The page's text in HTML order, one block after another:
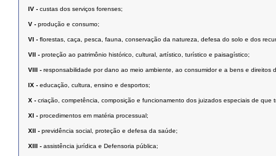
IV - custas dos serviços forenses;
V - produção e consumo;
VI - ﬂorestas, caça, pesca, fauna, conservação da natureza, defesa do solo e dos
VII - proteção ao patrimônio histórico, cultural, artístico, turístico e paisagístico;
VIII - responsabilidade por dano ao meio ambiente, ao consumidor e a bens e direitos
IX - educação, cultura, ensino e desportos;
X - criação, competência, composição e funcionamento dos juizados especiais de
XI - procedimentos em matéria processual;
XII - previdência social, proteção e defesa da saúde;
XIII - assistência jurídica e Defensoria pública;